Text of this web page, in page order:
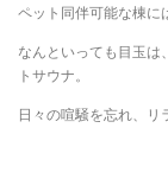
ペット同伴可能な棟に
なんといっても目玉は
トサウナ。
日々の喧騒を忘れ、リ